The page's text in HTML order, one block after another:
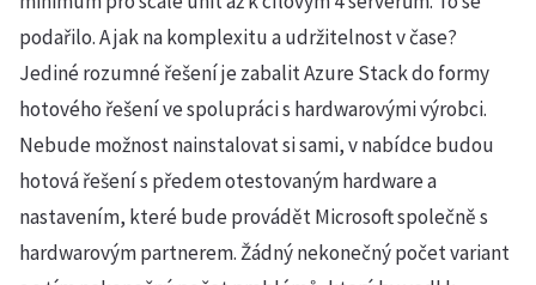
podařilo. A jak na komplexitu a udržitelnost v čase?
Jediné rozumné řešení je zabalit Azure Stack do formy
hotového řešení ve spolupráci s hardwarovými výrobci.
Nebude možnost nainstalovat si sami, v nabídce budou
hotová řešení s předem otestovaným hardware a
nastavením, které bude provádět Microsoft společně s
hardwarovým partnerem. Žádný nekonečný počet variant